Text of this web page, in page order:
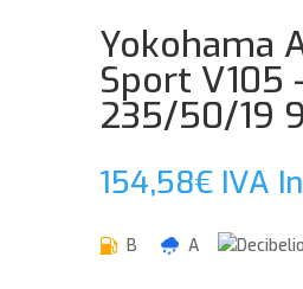
Yokohama
Sport V105
235/50/19
154,58€ IVA
B A